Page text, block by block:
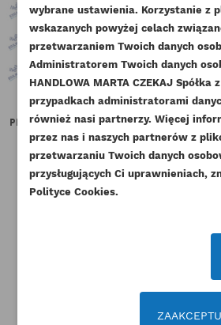
DODAJ DO LISTY
add_circle_outline
NAZWA LISTY ŻYCZEŃ
Anuluj
Musisz być zalogowany by
swojej liście życzeń.
Anuluj
PERKINS USZCZELKA POKRYWY
ROZRZĄDU AK AR ESTABO
Indeks21826410-GS
Dostępny
PERKINS
wybrane ustawienia. Korzystanie z
wskazanych powyżej celach
przetwarzaniem Twoich danych
Administratorem Twoich danych
HANDLOWA MARTA CZEKAJ Spółka
przypadkach administratorami
również nasi partnerzy. Więcej
przez nas i naszych partnerów z
przetwarzaniu Twoich danych
przysługujących Ci uprawnieniach,
Polityce Cookies.